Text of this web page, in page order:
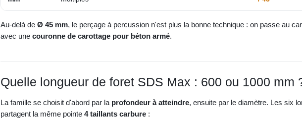
Au-delà deØ 45 mm, le perçage à percussion n'est plus la bonne technique : on passe au
avec unecouronne de carottage pour béton armé.
Quelle longueur de foret SDS Max : 600 ou 1000 mm
La famille se choisit d'abord par la profondeur à atteindre, ensuite par le diamètre. Les six
partagent la même pointe4 taillants carbure :